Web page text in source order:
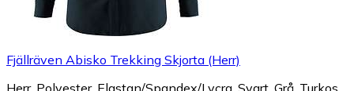
Fjällräven Abisko Trekking Skjorta (Herr)
Herr, Polyester, Elastan/Spandex/Lycra, Svart, Grå, Turkos,